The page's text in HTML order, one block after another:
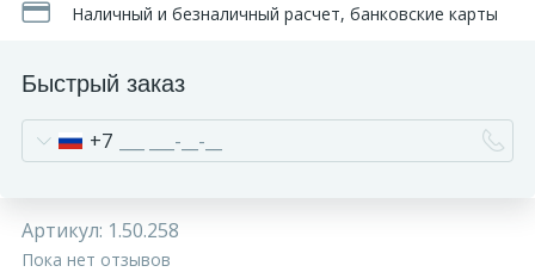
Наличный и безналичный расчет, банковские карты
Быстрый заказ
+7
Артикул: 1.50.258
Пока нет отзывов